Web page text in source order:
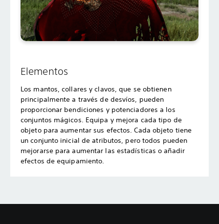
Elementos
Los mantos, collares y clavos, que se obtienen
principalmente a través de desvíos, pueden
proporcionar bendiciones y potenciadores a los
conjuntos mágicos. Equipa y mejora cada tipo de
objeto para aumentar sus efectos. Cada objeto tiene
un conjunto inicial de atributos, pero todos pueden
mejorarse para aumentar las estadísticas o añadir
efectos de equipamiento.